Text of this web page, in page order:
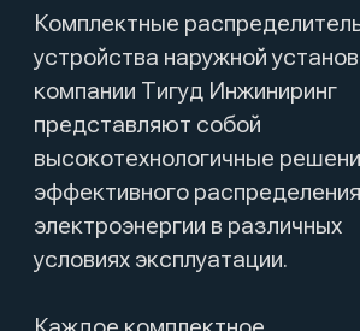
проходит строгий контроль
качества и соответствует
международным стандартам
безопасности. Инновационные
технологии, применяемые в
значительно сократить время
монтажа и упрощают процесс
обслуживания.
Каталог